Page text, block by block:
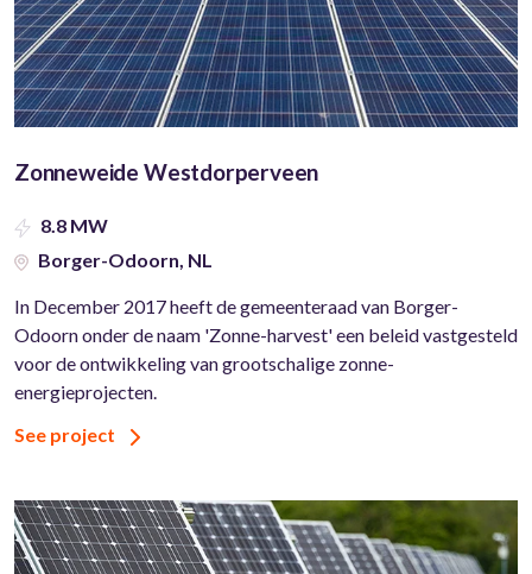
Zonneweide Westdorperveen
8.8 MW
Borger-Odoorn, NL
In December 2017 heeft de gemeenteraad van Borger-
Odoorn onder de naam 'Zonne-harvest' een beleid vastgesteld
voor de ontwikkeling van grootschalige zonne-
energieprojecten.
See project